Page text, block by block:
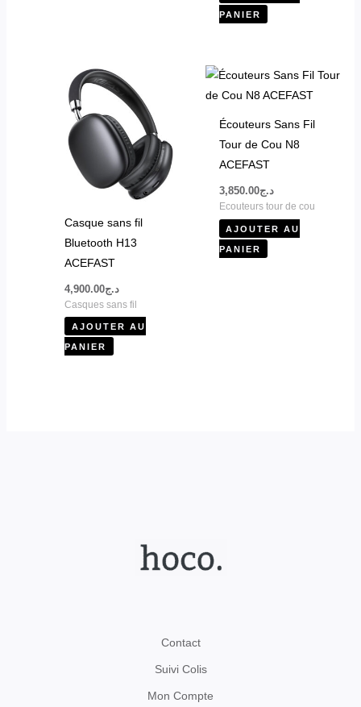
PANIER
Casque sans fil
Bluetooth H13
ACEFAST
د.ج4,900.00
Casques sans fil
AJOUTER AU
PANIER
Écouteurs Sans Fil
Tour de Cou N8
ACEFAST
د.ج3,850.00
Ecouteurs tour de cou
AJOUTER AU
PANIER
Contact
Suivi Colis
Mon Compte